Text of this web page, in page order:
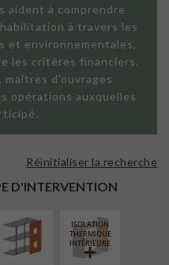
aident à comprendre
à travers les
et environnementales,
les critères financiers.
d'ouvrages
opérations auxquelles
D'INTERVENTION
Réinitialiser la recherche
FAÇADE SUR
LINÉAIRE
ISOLATION
THERMIQUE
INTÉRIEURE
SURÉLÉVATION
EXTENSION